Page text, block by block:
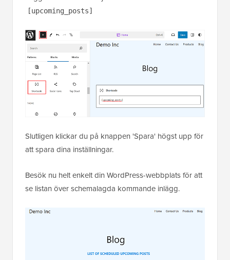
[upcoming_posts]
Slutligen klickar du på knappen 'Spara' högst upp för
att spara dina inställningar.
Besök nu helt enkelt din WordPress-webbplats för att
se listan över schemalagda kommande inlägg.